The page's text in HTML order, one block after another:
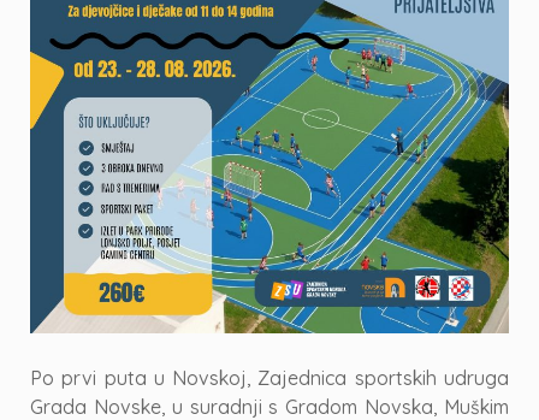
Po prvi puta u Novskoj, Zajednica sportskih udruga
Grada Novske, u suradnji s Gradom Novska, Muškim